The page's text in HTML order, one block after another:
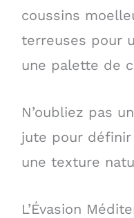
coussins
terreuses pour
une palette de
N’oubliez pas
jute pour définir
une texture
L’Évasion